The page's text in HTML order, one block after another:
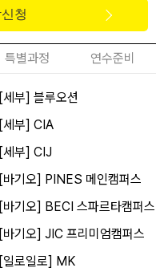
청
특별과정 연수준비
[세부] 블루오션
[세부] CIA
[세부] CIJ
[바기오] PINES 메인캠퍼스
[바기오] BECI 스파르타캠퍼스
[바기오] JIC 프리미엄캠퍼스
[일로일로] MK